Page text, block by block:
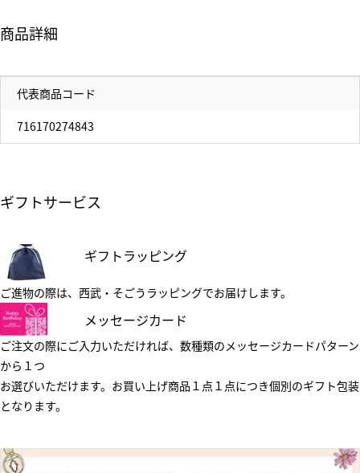
商品詳細
代表商品コード
716170274843
ギフトサービス
ギフトラッピング
ご進物の際は、西武・そごうラッピングでお届けします。
メッセージカード
ご注文の際にご入力いただければ、数種類のメッセージカードパターン
から１つ
お選びいただけます。お買い上げ商品１点１点につき個別のギフト包装
となります。